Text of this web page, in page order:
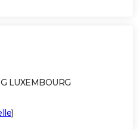
LUXEMBOURG
)